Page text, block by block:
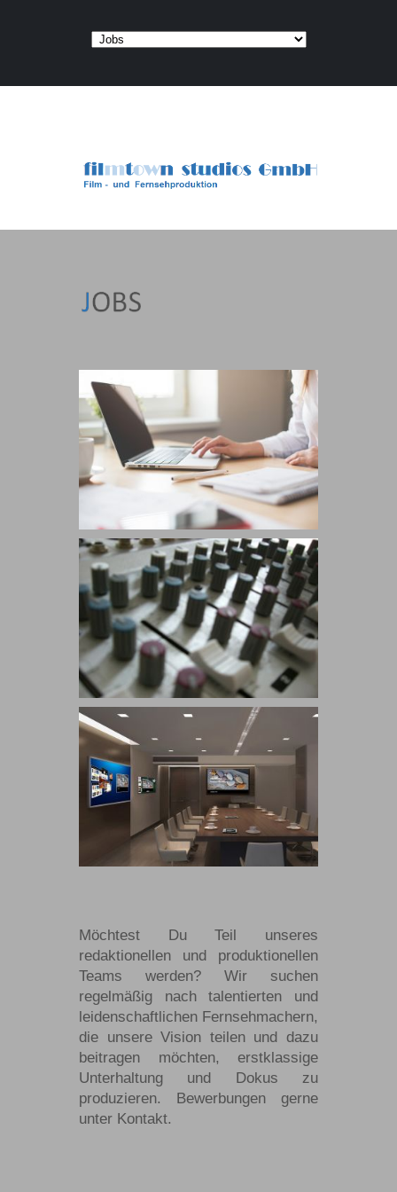
Möchtest Du Teil unseres
redaktionellen und produktionellen
Teams werden? Wir suchen
regelmäßig nach talentierten und
leidenschaftlichen Fernsehmachern,
die unsere Vision teilen und dazu
beitragen möchten, erstklassige
Unterhaltung und Dokus zu
produzieren. Bewerbungen gerne
unter Kontakt.